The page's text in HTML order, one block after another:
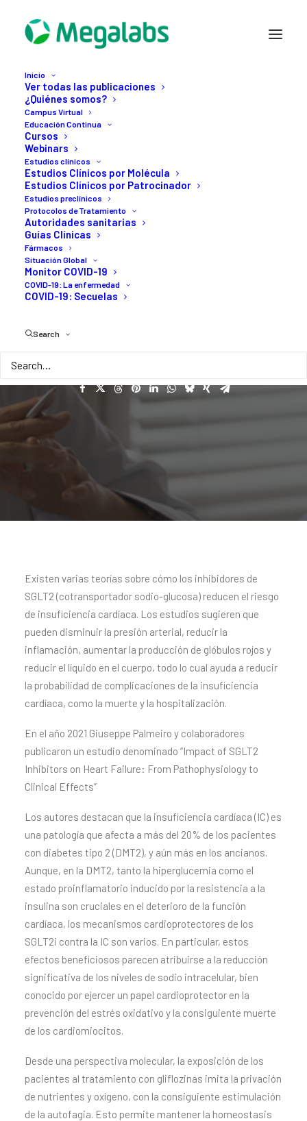
Inicio
Ver todas las publicaciones
¿Quiénes somos?
Campus Virtual
Educación Continua
Cursos
Webinars
Estudios clínicos
Estudios Clínicos por Molécula
Estudios Clínicos por Patrocinador
Estudios preclínicos
Protocolos de Tratamiento
Autoridades sanitarias
Guías Clínicas
Fármacos
Situación Global
Monitor COVID-19
COVID-19: La enfermedad
COVID-19: Secuelas
Search
Impacto
inhibidores
enlainsuficiencia
Existen varias teorías sobre cómo los inhibidores de
SGLT2 (cotransportador sodio-glucosa) reducen el riesgo
de insuficiencia cardíaca. Los estudios sugieren que
pueden disminuir la presión arterial, reducir la
inflamación, aumentar la producción de glóbulos rojos y
reducir el líquido en el cuerpo, todo lo cual ayuda a reducir
la probabilidad de complicaciones de la insuficiencia
cardíaca, como la muerte y la hospitalización.
En el año 2021 Giuseppe Palmeiro y colaboradores
publicaron un estudio denominado “Impact of SGLT2
Inhibitors on Heart Failure: From Pathophysiology to
Clinical Effects”
Los autores destacan que la insuficiencia cardíaca (IC) es
una patología que afecta a más del 20% de los pacientes
con diabetes tipo 2 (DMT2), y aún más en los ancianos.
Aunque, en la DMT2, tanto la hiperglucemia como el
estado proinflamatorio inducido por la resistencia a la
insulina son cruciales en el deterioro de la función
cardíaca, los mecanismos cardioprotectores de los
SGLT2i contra la IC son varios. En particular, estos
efectos beneficiosos parecen atribuirse a la reducción
significativa de los niveles de sodio intracelular, bien
conocido por ejercer un papel cardioprotector en la
prevención del estrés oxidativo y la consiguiente muerte
de los cardiomiocitos.
Desde una perspectiva molecular, la exposición de los
pacientes al tratamiento con gliflozinas imita la privación
de nutrientes y oxígeno, con la consiguiente estimulación
de la autofagia. Esto permite mantener la homeostasis